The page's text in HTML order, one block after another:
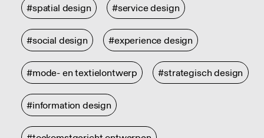
#spatial design #service design
#social design #experience design
#mode- en textielontwerp #strategisch design
#information design